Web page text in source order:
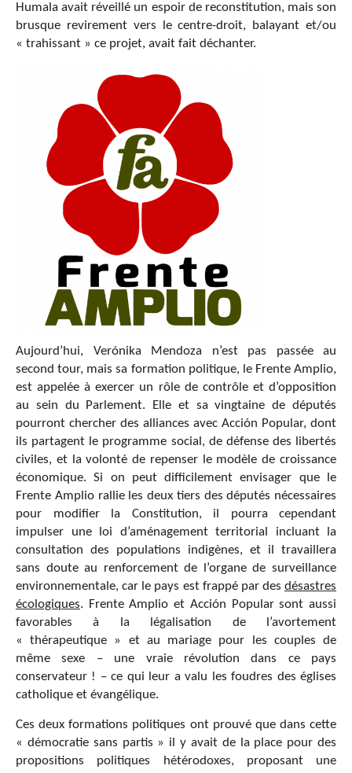
Humala avait réveillé un espoir de reconstitution, mais son
brusque revirement vers le centre-droit, balayant et/ou
« trahissant » ce projet, avait fait déchanter.
Aujourd’hui, Verónika Mendoza n’est pas passée au
second tour, mais sa formation politique, le Frente Amplio,
est appelée à exercer un rôle de contrôle et d’opposition
au sein du Parlement. Elle et sa vingtaine de députés
pourront chercher des alliances avec Acción Popular, dont
ils partagent le programme social, de défense des libertés
civiles, et la volonté de repenser le modèle de croissance
économique. Si on peut difficilement envisager que le
Frente Amplio rallie les deux tiers des députés nécessaires
pour modifier la Constitution, il pourra cependant
impulser une loi d’aménagement territorial incluant la
consultation des populations indigènes, et il travaillera
sans doute au renforcement de l’organe de surveillance
environnementale, car le pays est frappé par des désastres
écologiques. Frente Amplio et Acción Popular sont aussi
favorables à la légalisation de l’avortement
« thérapeutique » et au mariage pour les couples de
même sexe – une vraie révolution dans ce pays
conservateur ! – ce qui leur a valu les foudres des églises
catholique et évangélique.
Ces deux formations politiques ont prouvé que dans cette
« démocratie sans partis » il y avait de la place pour des
propositions politiques hétérodoxes, proposant une